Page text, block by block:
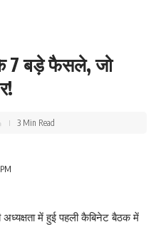
7 बड़े फैसले, जो
3 Min Read
में हुई पहली कैबिनेट बैठक में